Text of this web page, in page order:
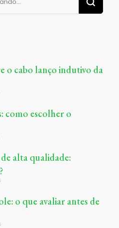
o cabo lanço indutivo da
como escolher o
alta qualidade:
o que avaliar antes de